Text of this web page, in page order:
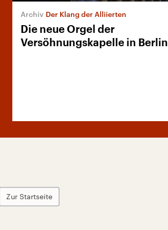
Der Klang der Alliierten
Die neue Orgel der
Versöhnungskapelle in Berlin
Zur Startseite